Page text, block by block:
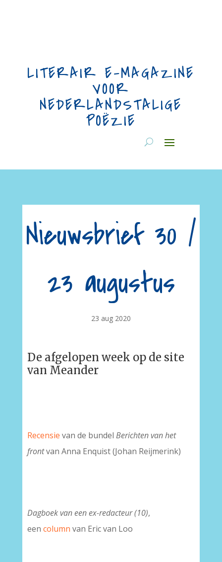
LITERAIR E-MAGAZINE
VOOR
NEDERLANDSTALIGE
POËZIE
Nieuwsbrief 30 /
23 augustus
23 aug 2020
De afgelopen week op de site
van Meander
Recensie van de bundel Berichten van het
frontvan Anna Enquist (Johan Reijmerink)
Dagboek van een ex-redacteur (10),
een column van Eric van Loo